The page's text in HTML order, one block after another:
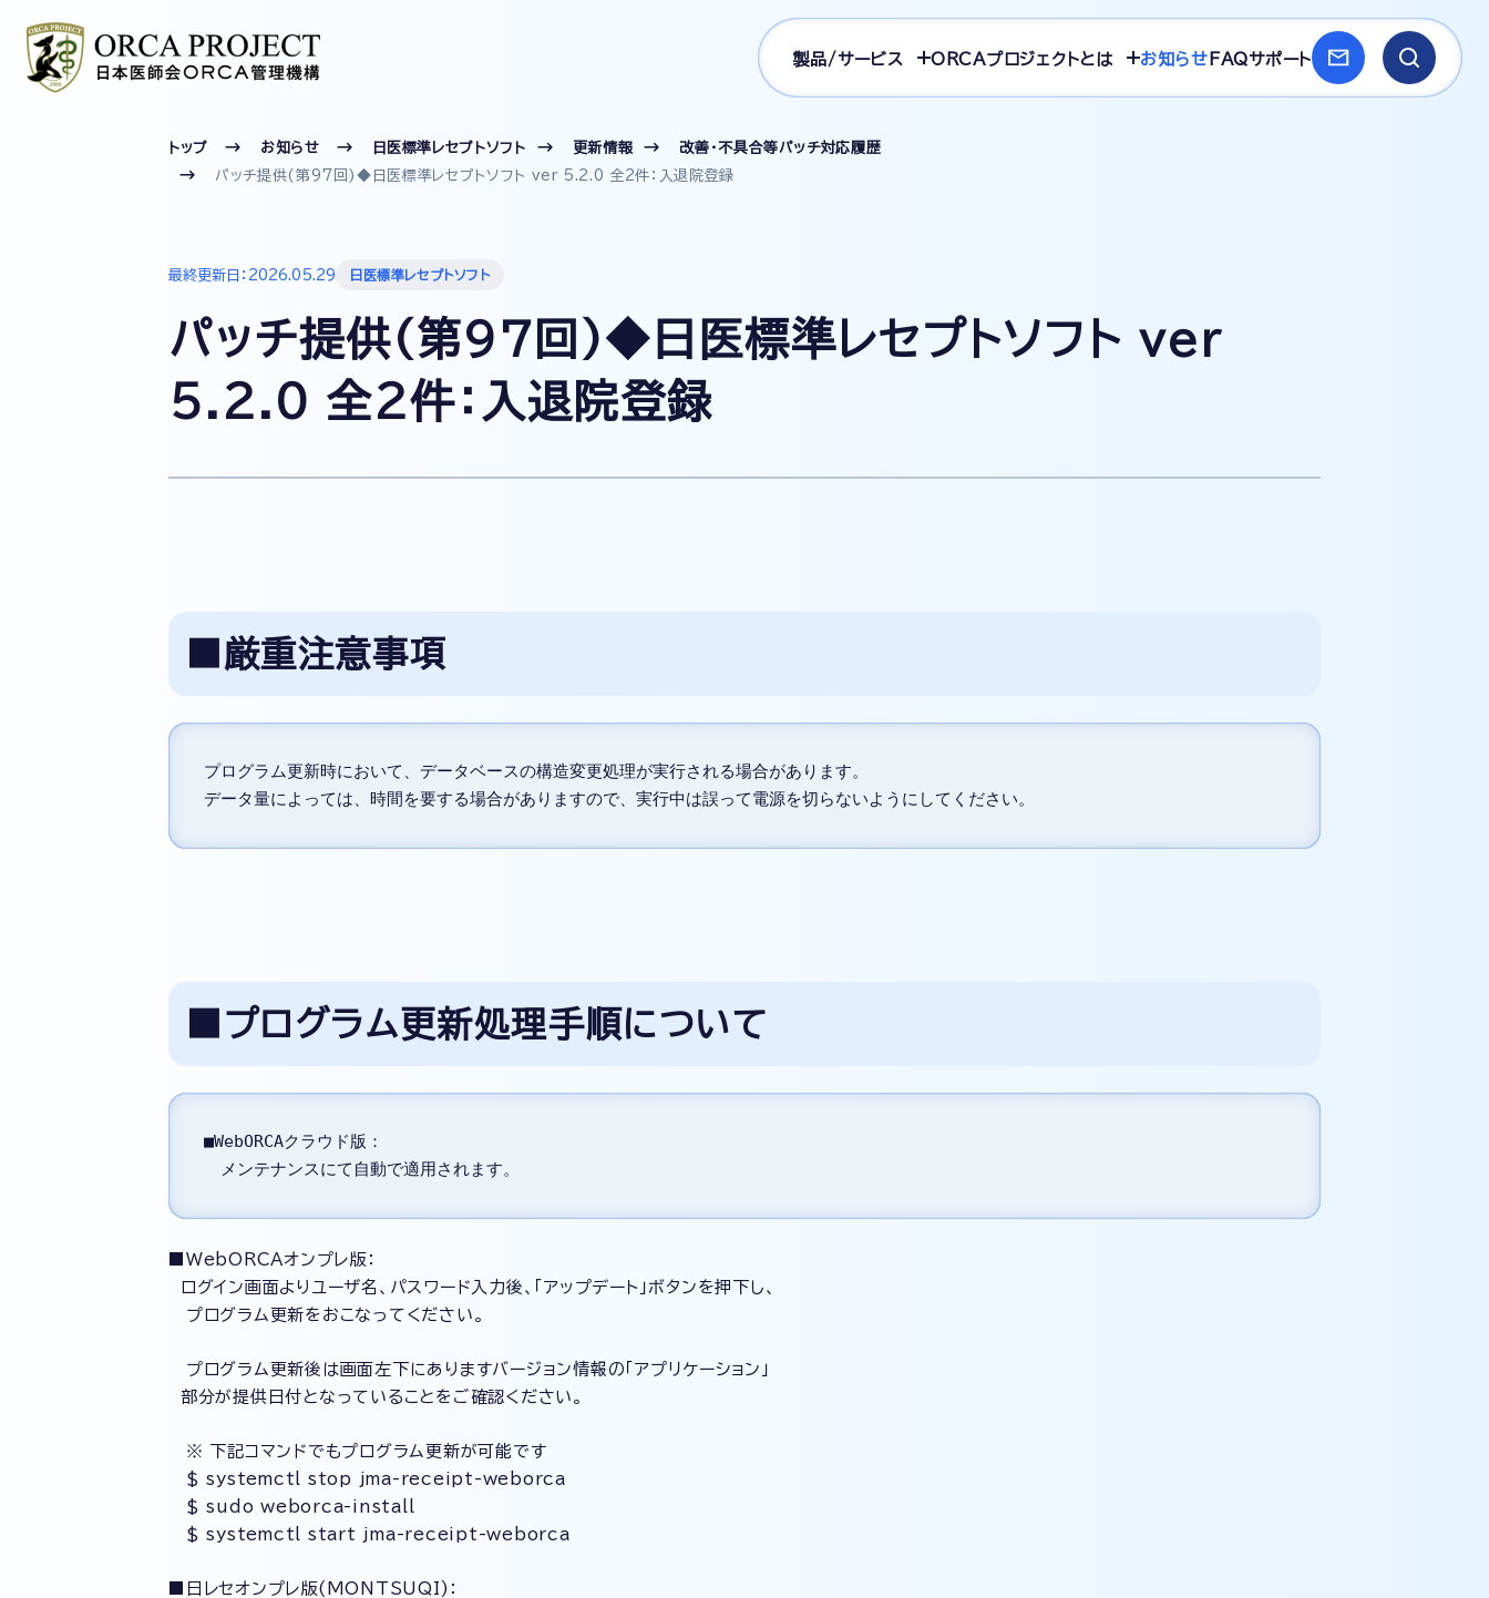
製品/サービス ORCAプロジェクトとは お知らせ FAQサポート
トップ お知らせ 日医標準レセプトソフト 更新情報
改善・不具合等パッチ対応履歴
パッチ提供(第97回)◆日医標準レセプトソフト ver 5.2.0 全2件：入退院登録
最終更新日：2026.05.29 日医標準レセプトソフト
パッチ提供(第97回)◆日医標準レセプトソフト ver
5.2.0 全2件：入退院登録
■厳重注意事項
プログラム更新時において、データベースの構造変更処理が実行される場合があります。
■プログラム更新処理手順について
■WebORCAクラウド版：
メンテナンスにて自動で適用されます。
■WebORCAオンプレ版：
ログイン画面よりユーザ名、パスワード入力後、「アップデート」ボタンを押下し、
プログラム更新をおこなってください。
プログラム更新後は画面左下にありますバージョン情報の「アプリケーション」
部分が提供日付となっていることをご確認ください。
※ 下記コマンドでもプログラム更新が可能です
$ systemctl stop jma-receipt-weborca
$ sudo weborca-install
$ systemctl start jma-receipt-weborca
■日レセオンプレ版(MONTSUQI)：